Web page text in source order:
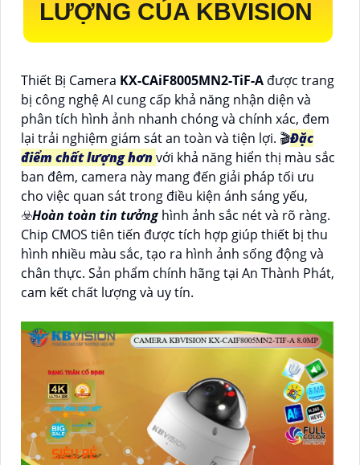
LƯỢNG CỦA KBVISION
Thiết Bị Camera KX-CAiF8005MN2-TiF-A được trang
bị công nghệ AI cung cấp khả năng nhận diện và
phân tích hình ảnh nhanh chóng và chính xác, đem
lại trải nghiệm giám sát an toàn và tiện lợi. 🎬Đặc
điểm chất lượng hơnvới khả năng hiển thị màu sắc
ban đêm, camera này mang đến giải pháp tối ưu
cho việc quan sát trong điều kiện ánh sáng yếu,
☣️Hoàn toàn tin tưởnghình ảnh sắc nét và rõ ràng.
Chip CMOS tiên tiến được tích hợp giúp thiết bị thu
hình nhiều màu sắc, tạo ra hình ảnh sống động và
chân thực. Sản phẩm chính hãng tại An Thành Phát,
cam kết chất lượng và uy tín.